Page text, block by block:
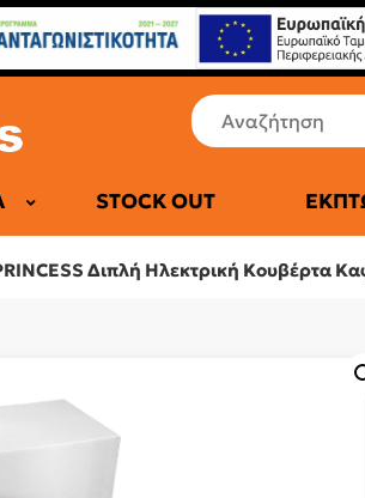
ΕΠΑΓΓΕΛΜΑΤΙΚΆ ΨΥΓΕΊΑ
STOCK OUT
Διπλή Ηλεκτρική Κουβέρτα